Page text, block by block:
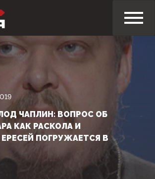
ЧАПЛИН: ВОПРОС ОБ
КАК РАСКОЛА И
ПОГРУЖАЕТСЯ В